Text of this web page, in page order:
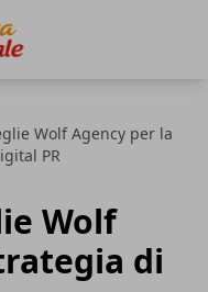
Wolf Agency per la
PR
Wolf
di